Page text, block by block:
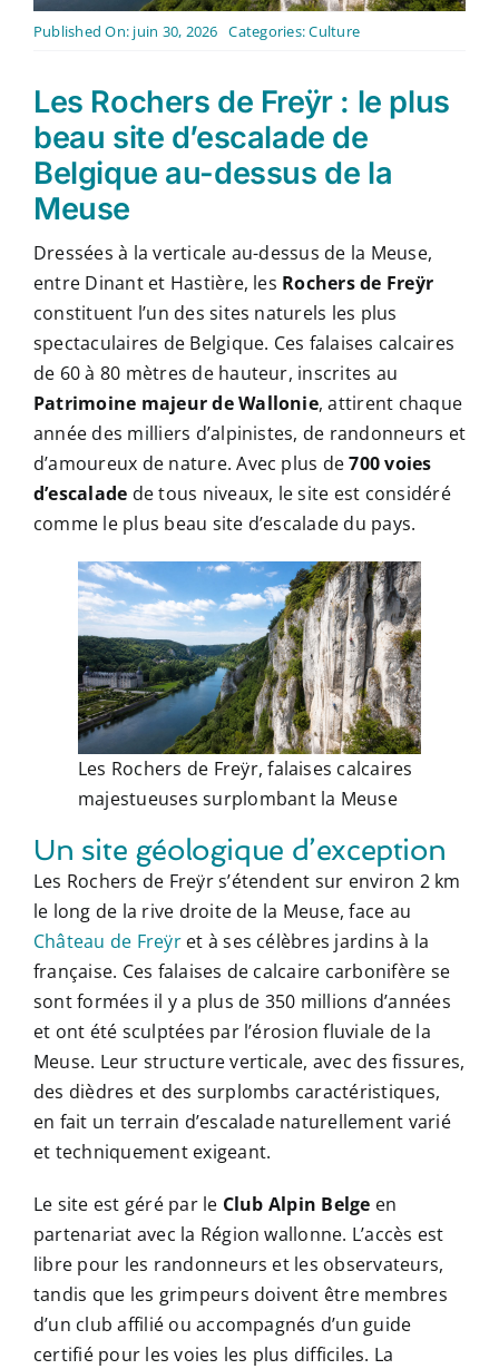
Contact
Published On: juin 30, 2026 Categories:Culture
Les Rochers de Freÿr : le plus
beau site d’escalade de
Belgique au-dessus de la
Meuse
Dressées à la verticale au-dessus de la Meuse,
entre Dinant et Hastière, les Rochers de Freÿr
constituent l’un des sites naturels les plus
spectaculaires de Belgique. Ces falaises calcaires
de 60 à 80 mètres de hauteur, inscrites au
Patrimoine majeur de Wallonie, attirent chaque
année des milliers d’alpinistes, de randonneurs et
d’amoureux de nature. Avec plus de700 voies
d’escalade de tous niveaux, le site est considéré
comme le plus beau site d’escalade du pays.
Les Rochers de Freÿr, falaises calcaires
majestueuses surplombant la Meuse
Un site géologique d’exception
Les Rochers de Freÿr s’étendent sur environ 2 km
le long de la rive droite de la Meuse, face au
Château de Freÿret à ses célèbres jardins à la
française. Ces falaises de calcaire carbonifère se
sont formées il y a plus de 350 millions d’années
et ont été sculptées par l’érosion fluviale de la
Meuse. Leur structure verticale, avec des fissures,
des dièdres et des surplombs caractéristiques,
en fait un terrain d’escalade naturellement varié
et techniquement exigeant.
Le site est géré par le Club Alpin Belge en
partenariat avec la Région wallonne. L’accès est
libre pour les randonneurs et les observateurs,
tandis que les grimpeurs doivent être membres
d’un club affilié ou accompagnés d’un guide
certifié pour les voies les plus difficiles. La